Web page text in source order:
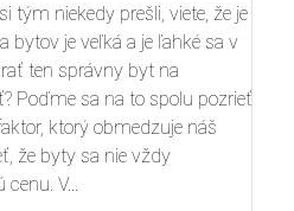
tým niekedy prešli, viete, že je
bytov je veľká a je ľahké sa v
ten správny byt na
Poďme sa na to spolu pozrieť.
ktorý obmedzuje náš
že byty sa nie vždy
V...